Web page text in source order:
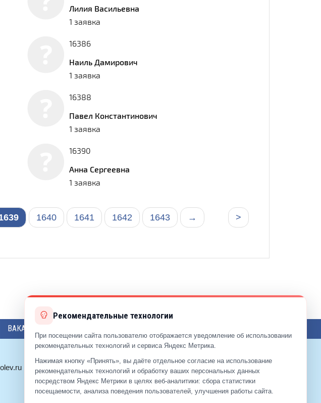
Лилия Васильевна
1 заявка
16386
Наиль Дамирович
1 заявка
16388
Павел Константинович
1 заявка
16390
Анна Сергеевна
1 заявка
1640 1641 1642 1643 >
→
ВАКАНСИИ
+7 (499)929-99-99
+7 (495)512-00-11
Рекомендательные технологии
При посещении сайта пользователю отображается уведомление об использовании
рекомендательных технологий и сервиса Яндекс Метрика.
Нажимая кнопку «Принять», вы даёте отдельное согласие на использование
рекомендательных технологий и обработку ваших персональных данных
посредством Яндекс Метрики в целях веб‑аналитики: сбора статистики
посещаемости, анализа поведения пользователей, улучшения работы сайта.